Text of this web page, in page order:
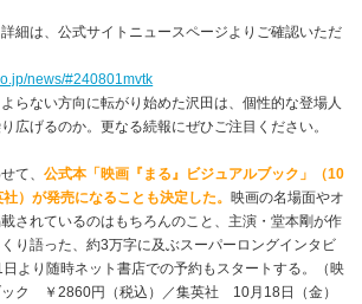
細は、公式サイトニュースページよりご確認いただ
news/#240801mvtk
らない方向に転がり始めた沢田は、個性的な登場人
広げるのか。更なる続報にぜひご注目ください。
て、公式本「映画『まる』ビジュアルブック」（10
）が発売になることも決定した。映画の名場面やオ
されているのはもちろんのこと、主演・堂本剛が作
り語った、約3万字に及ぶスーパーロングインタビ
より随時ネット書店での予約もスタートする。（映
ック ￥2860円（税込）／集英社 10月18日（金）